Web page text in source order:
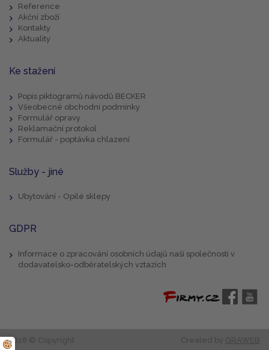
Reference
Akční zboží
Kontakty
Aktuality
Ke stažení
Popis piktogramů návodů BECKER
Všeobecné obchodní podmínky
Formulář opravy
Reklamační protokol
Formulář - poptávka chlazení
Služby - jiné
Ubytování - Opilé sklepy
GDPR
Informace o zpracování osobních údajů naší společností v
dodavatelsko-odběratelských vztazích
2018 © Copyright Created by GRAWEB